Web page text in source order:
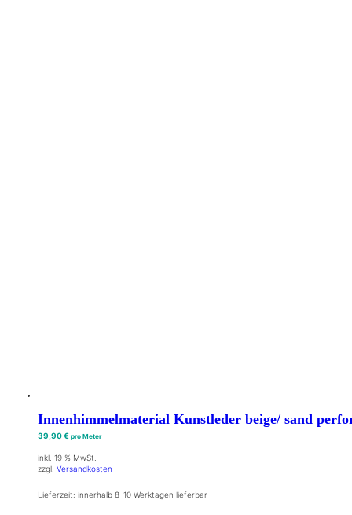
Innenhimmelmaterial Kunstleder beige/ sand
39,90€ pro Meter
inkl. 19 % MwSt.
zzgl. Versandkosten
Lieferzeit: innerhalb 8-10 Werktagen lieferbar